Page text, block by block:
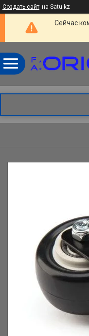
Создать сайт на Satu.kz
Сейчас